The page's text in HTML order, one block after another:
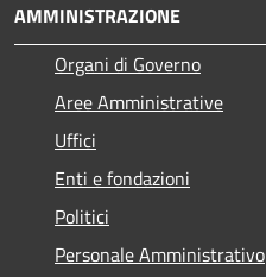
AMMINISTRAZIONE
Organi di Governo
Aree Amministrative
Uffici
Enti e fondazioni
Politici
Personale Amministrativo